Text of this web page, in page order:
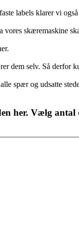
labels klarer vi
skæremaskine
dem selv. Så derfor
spær og udsatte
her. Vælg